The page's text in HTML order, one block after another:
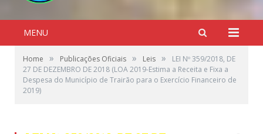
MENU
Home » Publicações Oficiais » Leis »
LEI Nº 359/2018, DE
27 DE DEZEMBRO DE 2018 (LOA 2019-Estima a Receita e Fixa a
Despesa do Município de Trairão para o Exercício Financeiro de
2019)